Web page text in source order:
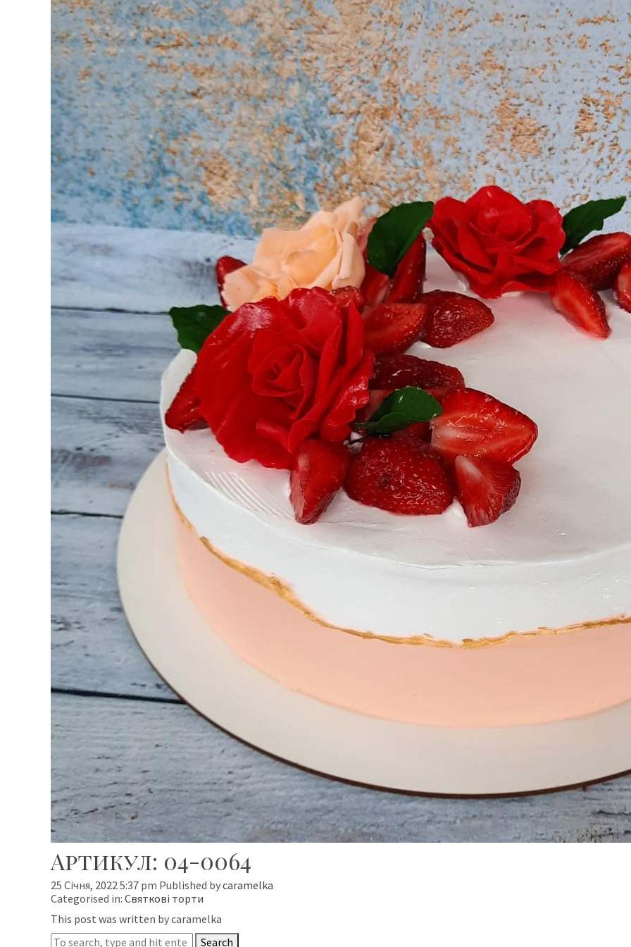
Артикул: 04-0064
25 Січня, 2022 5:37 pm Published bycaramelka
Categorised in: Святкові торти
This post was written by caramelka
Search